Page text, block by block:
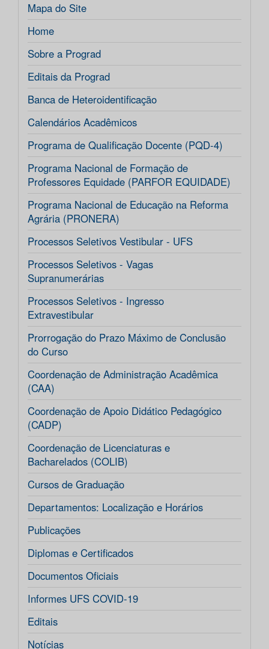
Mapa do Site
Home
Sobre a Prograd
Editais da Prograd
Banca de Heteroidentificação
Calendários Acadêmicos
Programa de Qualificação Docente (PQD-4)
Programa Nacional de Formação de
Professores Equidade (PARFOR EQUIDADE)
Programa Nacional de Educação na Reforma
Agrária (PRONERA)
Processos Seletivos Vestibular - UFS
Processos Seletivos - Vagas
Supranumerárias
Processos Seletivos - Ingresso
Extravestibular
Prorrogação do Prazo Máximo de Conclusão
do Curso
Coordenação de Administração Acadêmica
(CAA)
Coordenação de Apoio Didático Pedagógico
(CADP)
Coordenação de Licenciaturas e
Bacharelados (COLIB)
Cursos de Graduação
Departamentos: Localização e Horários
Publicações
Diplomas e Certificados
Documentos Oficiais
Informes UFS COVID-19
Editais
Notícias